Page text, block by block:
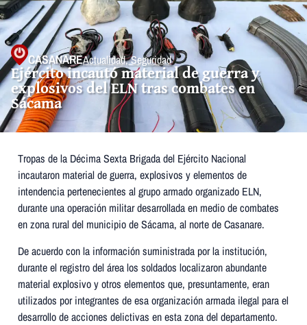
CASANAREActualidad,Seguridad
Ejército incautó material de guerra y
explosivos del ELN tras combates en
Sácama
Tropas de la Décima Sexta Brigada del Ejército Nacional
incautaron material de guerra, explosivos y elementos de
intendencia pertenecientes al grupo armado organizado ELN,
durante una operación militar desarrollada en medio de combates
en zona rural del municipio de Sácama, al norte de Casanare.
De acuerdo con la información suministrada por la institución,
durante el registro del área los soldados localizaron abundante
material explosivo y otros elementos que, presuntamente, eran
utilizados por integrantes de esa organización armada ilegal para el
desarrollo de acciones delictivas en esta zona del departamento.